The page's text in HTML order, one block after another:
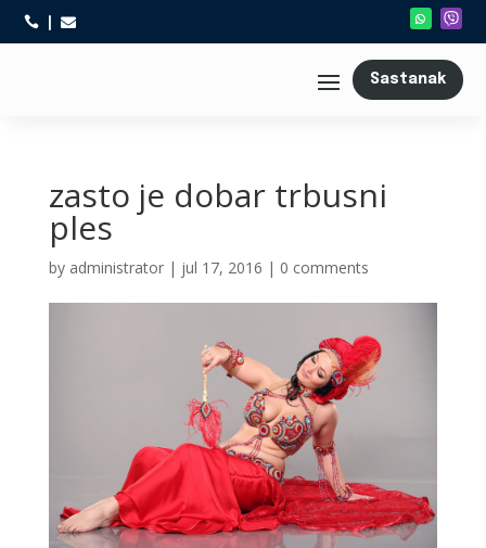
 
Sastanak
zasto je dobar trbusni
ples
by administrator| jul 17, 2016 | 0 comments